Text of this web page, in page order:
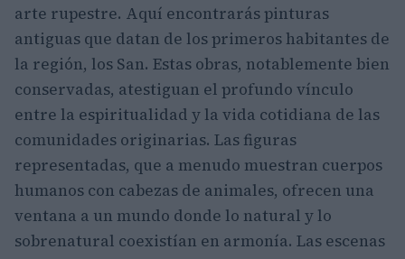
arte rupestre. Aquí encontrarás pinturas
antiguas que datan de los primeros habitantes de
la región, los San. Estas obras, notablemente bien
conservadas, atestiguan el profundo vínculo
entre la espiritualidad y la vida cotidiana de las
comunidades originarias. Las figuras
representadas, que a menudo muestran cuerpos
humanos con cabezas de animales, ofrecen una
ventana a un mundo donde lo natural y lo
sobrenatural coexistían en armonía. Las escenas